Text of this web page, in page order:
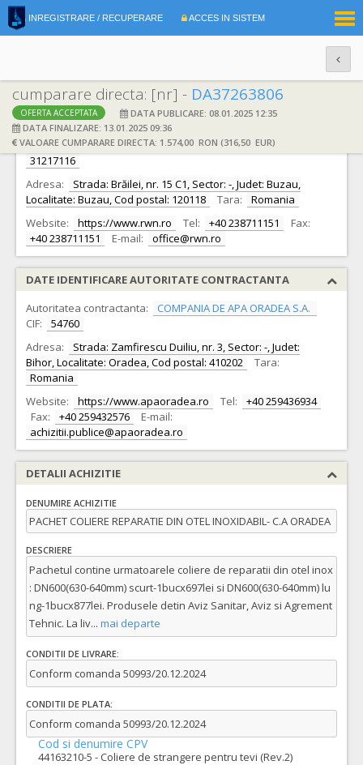
INREGISTRARE / RECUPERARE ACCES IN SISTEM
cumparare directa: [nr] - DA37263806
OFERTA ACCEPTATA
DATA PUBLICARE: 08.01.2025 12:35
DATA FINALIZARE: 13.01.2025 09:36
VALOARE CUMPARARE DIRECTA: 1.574,00 RON (316,50 EUR)
DATE IDENTIFICARE OFERTANT
Ofertant: S.C. ROWATER NET SA BUZAU S.A.
CIF:
31217116
Adresa:
Strada: Brăilei, nr. 15 C1, Sector: -, Judet: Buzau,
Localitate: Buzau, Cod postal: 120118
Tara:
Romania
Website:
https://www.rwn.ro Tel: +40 238711151
Fax:
+40 238711151
E-mail: office@rwn.ro
DATE IDENTIFICARE AUTORITATE CONTRACTANTA
Autoritatea contractanta:
COMPANIA DE APA ORADEA S.A.
CIF:
54760
Adresa:
Strada: Zamfirescu Duiliu, nr. 3, Sector: -, Judet:
Bihor, Localitate: Oradea, Cod postal: 410202
Tara:
Romania
Website:
https://www.apaoradea.ro Tel:
+40 259436934
Fax:
+40 259432576
E-mail:
achizitii.publice@apaoradea.ro
DETALII ACHIZITIE
DENUMIRE ACHIZITIE
PACHET COLIERE REPARATIE DIN OTEL INOXIDABIL- C.A ORADEA
DESCRIERE
Pachetul contine urmatoarele coliere de reparatii din otel inox
: DN600(630-640mm) scurt-1bucx697lei si DN600(630-640mm) lu
ng-1bucx877lei. Produsele detin Aviz Sanitar, Aviz si Agrement
Tehnic. La liv... mai departe
CONDITII DE LIVRARE:
Conform comanda 50993/20.12.2024
CONDITII DE PLATA:
Conform comanda 50993/20.12.2024
Cod si denumire CPV
44163210-5 - Coliere de strangere pentru tevi (Rev.2)